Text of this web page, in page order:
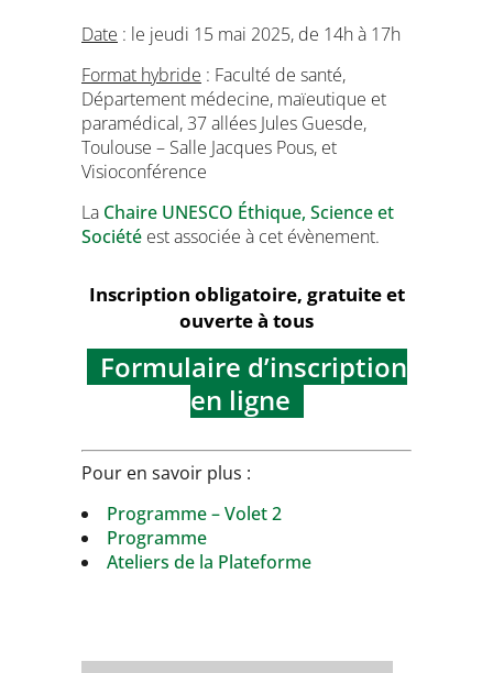
Date : le jeudi 15 mai 2025, de 14h à 17h
Format hybride : Faculté de santé,
Département médecine, maïeutique et
paramédical, 37 allées Jules Guesde,
Toulouse – Salle Jacques Pous, et
Visioconférence
La Chaire UNESCO Éthique, Science et
Société est associée à cet évènement.
Inscription obligatoire, gratuite et
ouverte à tous
Formulaire d’inscription
en ligne
Pour en savoir plus :
Programme – Volet 2
Programme
Ateliers de la Plateforme